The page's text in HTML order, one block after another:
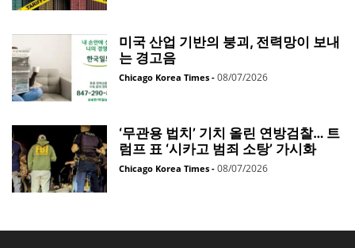
미국 산업 기반의 붕괴, 전력망이 보내
는 경고음
Chicago Korea Times - 08/07/2026
‘무관용 법치’ 기치 올린 연방검찰… 트
럼프 표 ‘시카고 범죄 소탕’ 가시화
Chicago Korea Times - 08/07/2026